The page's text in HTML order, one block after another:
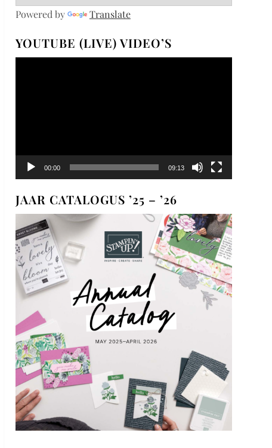
Powered by Translate
YOUTUBE (LIVE) VIDEO’S
00:00 09:13
JAAR CATALOGUS ’25 – ’26